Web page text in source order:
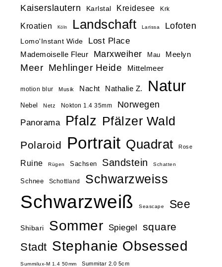
Kaiserslautern
Karlstal Kreidesee Krk
Kroatien Köln Landschaft Larissa Lofoten
Lomo'Instant Wide Lost Place
Mademoiselle Fleur Marxweiher Mau Meelyn
Meer Mehlinger Heide Mittelmeer
motion blur Musik Nacht Nathalie Z. Natur
Nebel Netz Nokton 1.4 35mm Norwegen
Panorama Pfalz Pfälzer Wald
Polaroid Portrait Quadrat Rose
Ruine Rügen Sachsen Sandstein Schatten
Schnee Schottland Schwarzweiss
Schwarzweiß Seascape See
Shibari Sommer Spiegel square
Stadt Stephanie Obsessed
Summilux-M 1.4 50mm Summitar 2.0 5cm